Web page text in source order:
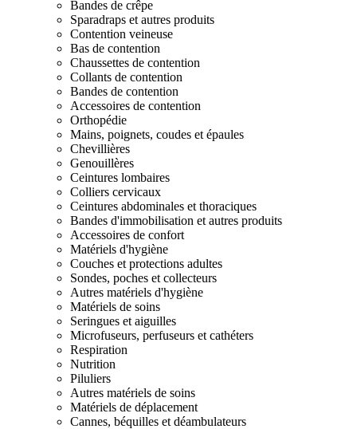
Bandes de crêpe
Sparadraps et autres produits
Contention veineuse
Bas de contention
Chaussettes de contention
Collants de contention
Bandes de contention
Accessoires de contention
Orthopédie
Mains, poignets, coudes et épaules
Chevillières
Genouillères
Ceintures lombaires
Colliers cervicaux
Ceintures abdominales et thoraciques
Bandes d'immobilisation et autres produits
Accessoires de confort
Matériels d'hygiène
Couches et protections adultes
Sondes, poches et collecteurs
Autres matériels d'hygiène
Matériels de soins
Seringues et aiguilles
Microfuseurs, perfuseurs et cathéters
Respiration
Nutrition
Piluliers
Autres matériels de soins
Matériels de déplacement
Cannes, béquilles et déambulateurs